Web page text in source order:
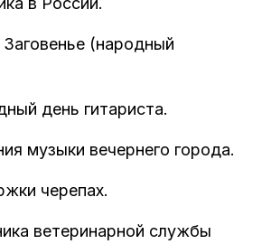
(народный
день гитариста.
музыки вечернего города.
черепах.
ветеринарной службы